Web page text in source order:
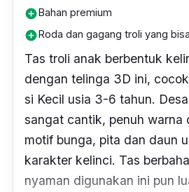
add_circleBahan premium
add_circleRoda dan gagang troli yang
Tas troli anak berbentuk
dengan telinga 3D ini,
si Kecil usia 3-6 tahun.
sangat cantik, penuh warna
motif bunga, pita dan daun
karakter kelinci. Tas
nyaman digunakan ini pun